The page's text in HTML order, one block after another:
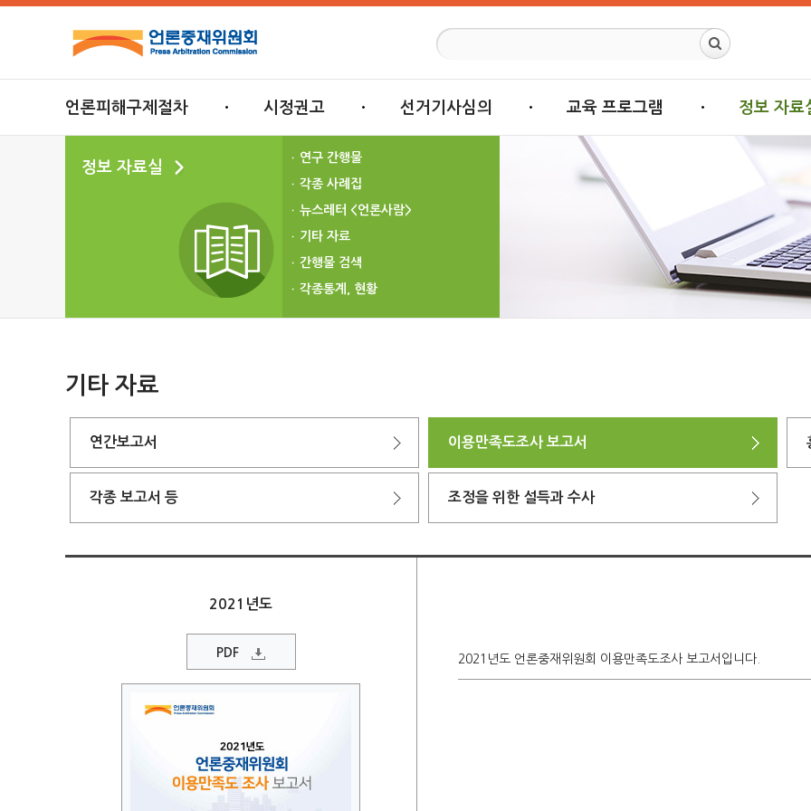
언론피해구제절차 시정권고 선거기사심의 교육 프로그램 정보 자료
정보 자료실
연구 간행물
각종 사례집
뉴스레터 <언론사람>
기타 자료
간행물 검색
각종통계, 현황
기타 자료
연간보고서 이용만족도조사 보고서
각종 보고서 등 조정을 위한 설득과 수사
2021년도
PDF 2021년도 언론중재위원회 이용만족도조사 보고서입니다.